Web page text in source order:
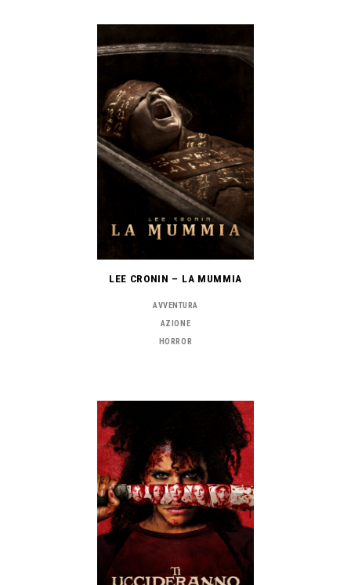
LEE CRONIN – LA MUMMIA
AVVENTURA
AZIONE
HORROR